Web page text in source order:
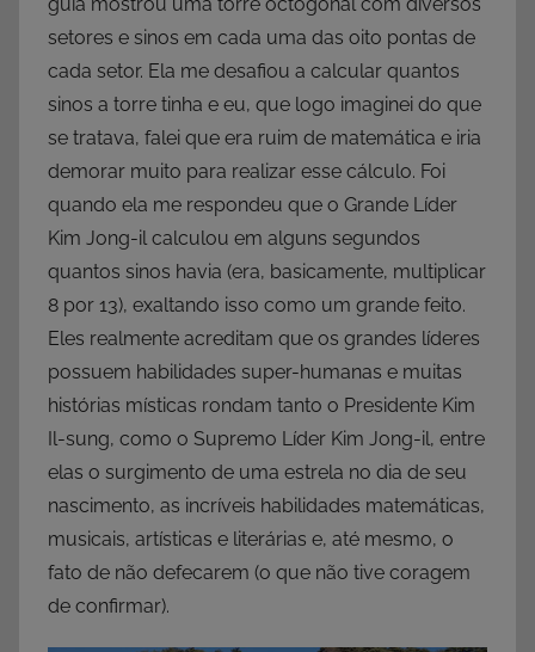
setores e sinos em cada uma das oito pontas de
cada setor. Ela me desafiou a calcular quantos
sinos a torre tinha e eu, que logo imaginei do que
se tratava, falei que era ruim de matemática e iria
demorar muito para realizar esse cálculo. Foi
quando ela me respondeu que o Grande Líder
Kim Jong-il calculou em alguns segundos
quantos sinos havia (era, basicamente, multiplicar
8 por 13), exaltando isso como um grande feito.
Eles realmente acreditam que os grandes líderes
possuem habilidades super-humanas e muitas
histórias místicas rondam tanto o Presidente Kim
Il-sung, como o Supremo Líder Kim Jong-il, entre
elas o surgimento de uma estrela no dia de seu
nascimento, as incríveis habilidades matemáticas,
musicais, artísticas e literárias e, até mesmo, o
fato de não defecarem (o que não tive coragem
de confirmar).